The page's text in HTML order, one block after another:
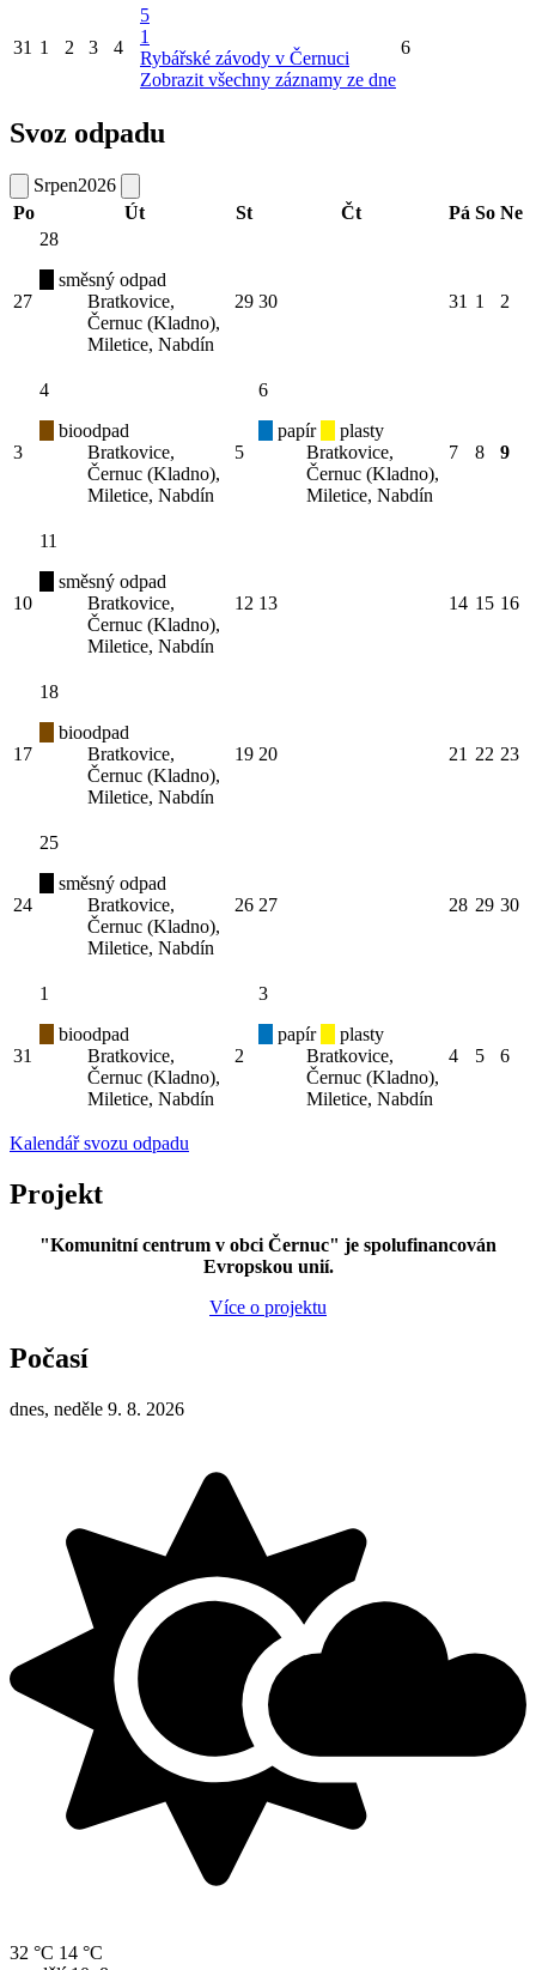
31 1 2 3 4
5
1
Rybářské závody v Černuci
Zobrazit všechny záznamy ze dne
6
Svoz odpadu
Srpen2026
Po
Út St Čt Pá So Ne
27
28
směsný odpad
Bratkovice,
Černuc (Kladno),
Miletice, Nabdín
29 30 31 1 2
3
4
bioodpad
Bratkovice,
Černuc (Kladno),
Miletice, Nabdín
5
6
papír
plasty
Bratkovice,
Černuc (Kladno),
Miletice, Nabdín
7 8 9
10
11
směsný odpad
Bratkovice,
Černuc (Kladno),
Miletice, Nabdín
12 13 14 15 16
17
18
bioodpad
Bratkovice,
Černuc (Kladno),
Miletice, Nabdín
19 20 21 22 23
24
25
směsný odpad
Bratkovice,
Černuc (Kladno),
Miletice, Nabdín
26 27 28 29 30
31
1
bioodpad
Bratkovice,
Černuc (Kladno),
Miletice, Nabdín
2
3
papír
plasty
Bratkovice,
Černuc (Kladno),
Miletice, Nabdín
4 5 6
Kalendář svozu odpadu
Projekt
"Komunitní centrum v obci Černuc" je spolufinancován
Evropskou unií.
Více o projektu
Počasí
dnes, neděle 9. 8. 2026
32 °C 14 °C